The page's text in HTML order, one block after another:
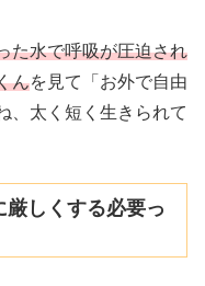
た水で呼吸が圧迫され
んを見て「お外で自由
、太く短く生きられて
しくする必要っ